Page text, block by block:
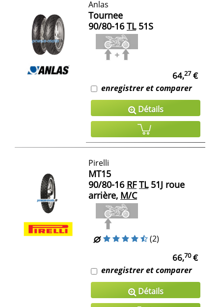
Anlas
Tournee
90/80-16 TL51S
64,27€
enregistrer et comparer
Détails
Pirelli
MT15
90/80-16 RF TL51J roue
arrière, M/C
(2)
66,70€
enregistrer et comparer
Détails